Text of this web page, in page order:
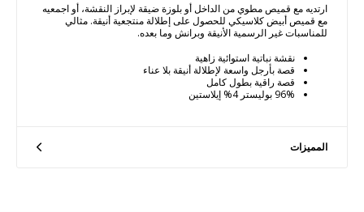
ارتديه مع قميص مطوي من الداخل أو بلوزة ضيقة لإبراز النقشة، أو اجمعيه
مع قميص أبيض كلاسيكي للحصول على إطلالة منتجعية أنيقة. مثالي
للمناسبات غير الرسمية الأنيقة وبرانش وما بعده.
نقشة نباتية استوائية زاهية
قصة بأرجل واسعة لإطلالة أنيقة بلا عناء
قصة راقية بطول كامل
96% بوليستر 4% إيلاستين
المميزات